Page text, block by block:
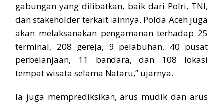
gabungan yang dilibatkan, baik dari Polri, TNI,
dan stakeholder terkait lainnya. Polda Aceh juga
akan melaksanakan pengamanan terhadap 25
terminal, 208 gereja, 9 pelabuhan, 40 pusat
perbelanjaan, 11 bandara, dan 108 lokasi
tempat wisata selama Nataru,” ujarnya.
Ia juga memprediksikan, arus mudik dan arus